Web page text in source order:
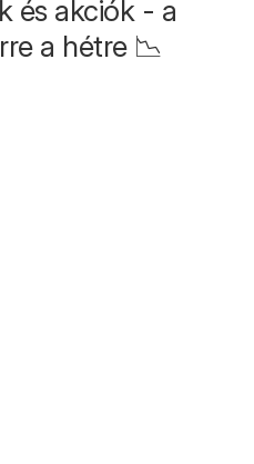
és akciók - a
a hétre 📉